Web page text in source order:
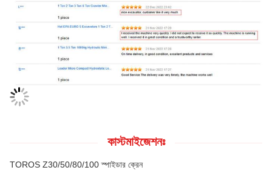
কাস্টমাইজেশনঃ
TOROS Z30/50/80/100 স্পাইডার ক্রেন